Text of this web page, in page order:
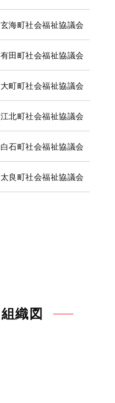
玄海町社会福祉協議会
有田町社会福祉協議会
大町町社会福祉協議会
江北町社会福祉協議会
白石町社会福祉協議会
太良町社会福祉協議会
織図